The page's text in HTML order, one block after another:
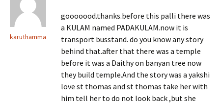
karuthamma
gooooood.thanks.before this palli there was
a KULAM named PADAKULAM.now it is
transport busstand. do you know any story
behind that.after that there was a temple
before it was a Daithy on banyan tree now
they build temple.And the story was a yakshi
love st thomas and st thomas take her with
him tell her to do not look back ,but she